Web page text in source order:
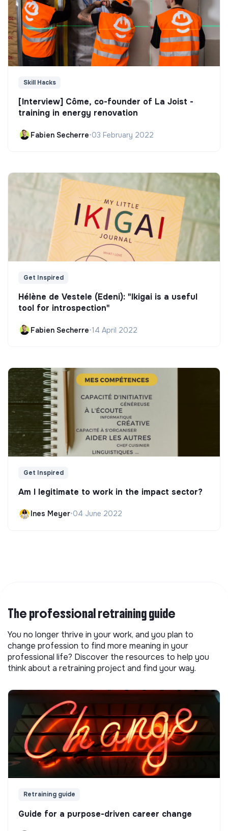
Skill Hacks
[Interview] Côme, co-founder of La Joist -
training in energy renovation
Fabien Secherre•03 February 2022
Get Inspired
Hélène de Vestele (Edeni): "Ikigai is a useful
tool for introspection"
Fabien Secherre•14 April 2022
Get Inspired
Am I legitimate to work in the impact sector?
Ines Meyer•04 June 2022
The professional retraining guide
You no longer thrive in your work, and you plan to
change profession to find more meaning in your
professional life? Discover the resources to help you
think about a retraining project and find your way.
Retraining guide
Guide for a purpose-driven career change